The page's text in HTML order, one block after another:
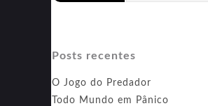
Posts recentes
O Jogo do Predador
Todo Mundo em Pânico